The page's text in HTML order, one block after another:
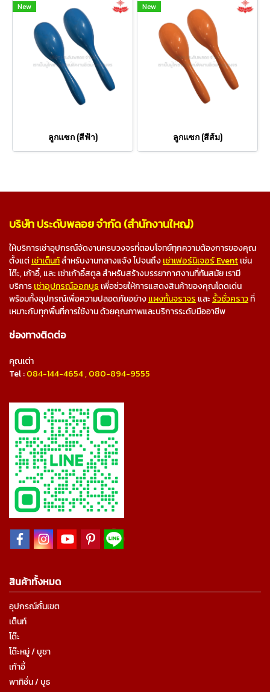
New
ลูกแซก (สีฟ้า)
New
ลูกแซก (สีส้ม)
บริษัท ประดับพลอย จำกัด (สำนักงานใหญ่)
ให้บริการเช่าอุปกรณ์จัดงานครบวงจรที่ตอบโจทย์ทุกความต้องการของคุณ
ตั้งแต่เช่าเต็นท์สำหรับงานกลางแจ้ง ไปจนถึงเช่าเฟอร์นิเจอร์ Eventเช่น
โต๊ะ, เก้าอี้, และ เช่าเก้าอี้สตูล สำหรับสร้างบรรยากาศงานที่ทันสมัย เรามี
บริการเช่าอุปกรณ์ออกบูธเพื่อช่วยให้การแสดงสินค้าของคุณโดดเด่น
พร้อมทั้งอุปกรณ์เพื่อความปลอดภัยอย่างแผงกั้นจราจรและ รั้วชั่วคราวที่
เหมาะกับทุกพื้นที่การใช้งาน ด้วยคุณภาพและบริการระดับมืออาชีพ
ช่องทางติดต่อ
คุณเต่า
Tel :084-144-4654,080-894-9555
สินค้าทั้งหมด
อุปกรณ์กั้นเขต
เต็นท์
โต๊ะ
โต๊ะหมู่ / บูชา
เก้าอี้
พาทิชั่น / บูธ